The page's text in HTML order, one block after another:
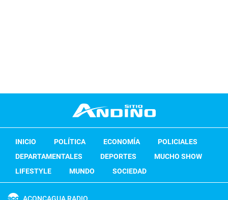
INICIO POLÍTICA ECONOMÍA
POLICIALES
DEPARTAMENTALES
DEPORTES
MUCHO SHOW
LIFESTYLE
MUNDO SOCIEDAD
ACONCAGUA RADIO